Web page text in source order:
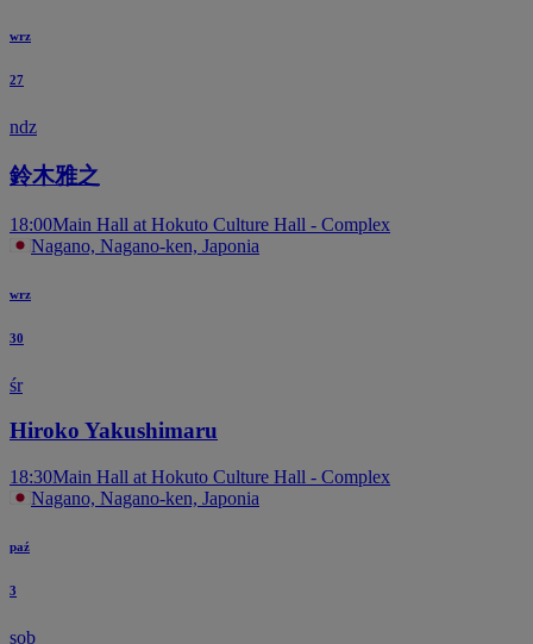
wrz
27
ndz
鈴木雅之
18:00Main Hall at Hokuto Culture Hall - Complex
Nagano, Nagano-ken, Japonia
wrz
30
śr
Hiroko Yakushimaru
18:30Main Hall at Hokuto Culture Hall - Complex
Nagano, Nagano-ken, Japonia
paź
3
sob